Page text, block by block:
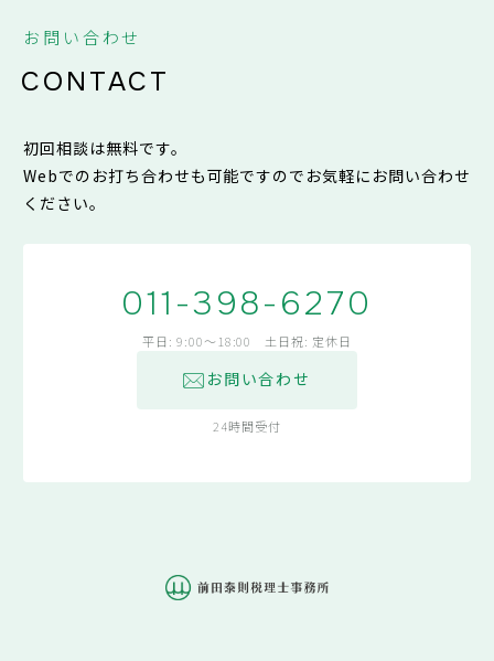
お問い合わせ
CONTACT
初回相談は無料です。
Webでのお打ち合わせも可能ですのでお気軽にお問い合わせ
ください。
011-398-6270
平日: 9:00～18:00 土日祝: 定休日
お問い合わせ
24時間受付